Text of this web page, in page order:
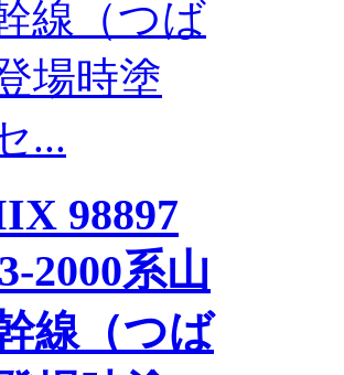
98897
2000系山
線（つば